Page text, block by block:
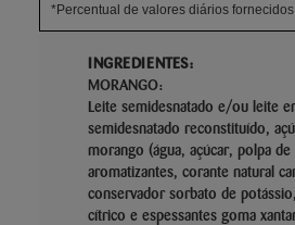
*Percentual de valores diários fornecidos
INGREDIENTES:
MORANGO:
Leite semidesnatado e/ou leite
semidesnatado reconstituído,
morango (água, açúcar, polpa
aromatizantes, corante natural
conservador sorbato de
cítrico e espessantes goma